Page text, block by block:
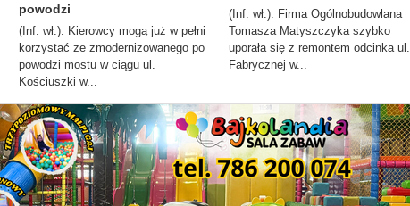
powodzi
(Inf. wł.). Kierowcy mogą już w pełni
korzystać ze zmodernizowanego po
powodzi mostu w ciągu ul.
Kościuszki w...
(Inf. wł.). Firma Ogólnobudowlana
Tomasza Matyszczyka szybko
uporała się z remontem odcinka ul.
Fabrycznej w...